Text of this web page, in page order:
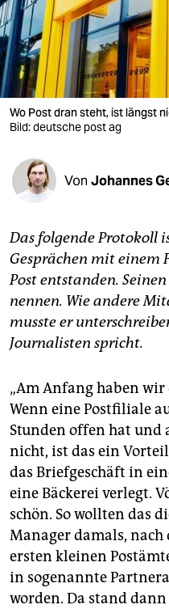
wahrheit
verlag
verlag
veranstaltungen
fragen & hilfe
unterstützen
abo
genossenschaft
epaper login
Wo Post dran steht, ist längst
Bild: deutsche post ag
Von Johannes
Das folgende Protokoll
Gesprächen mit einem
Post entstanden.
nennen. Wie andere
musste er
Journalisten spricht.
„Am Anfang haben wir
Wenn eine Postfiliale
Stunden offen hat und
nicht, ist das ein
das Briefgeschäft in
eine Bäckerei verlegt.
schön. So wollten das
Manager damals,
ersten kleinen
in sogenannte
worden. Da stand